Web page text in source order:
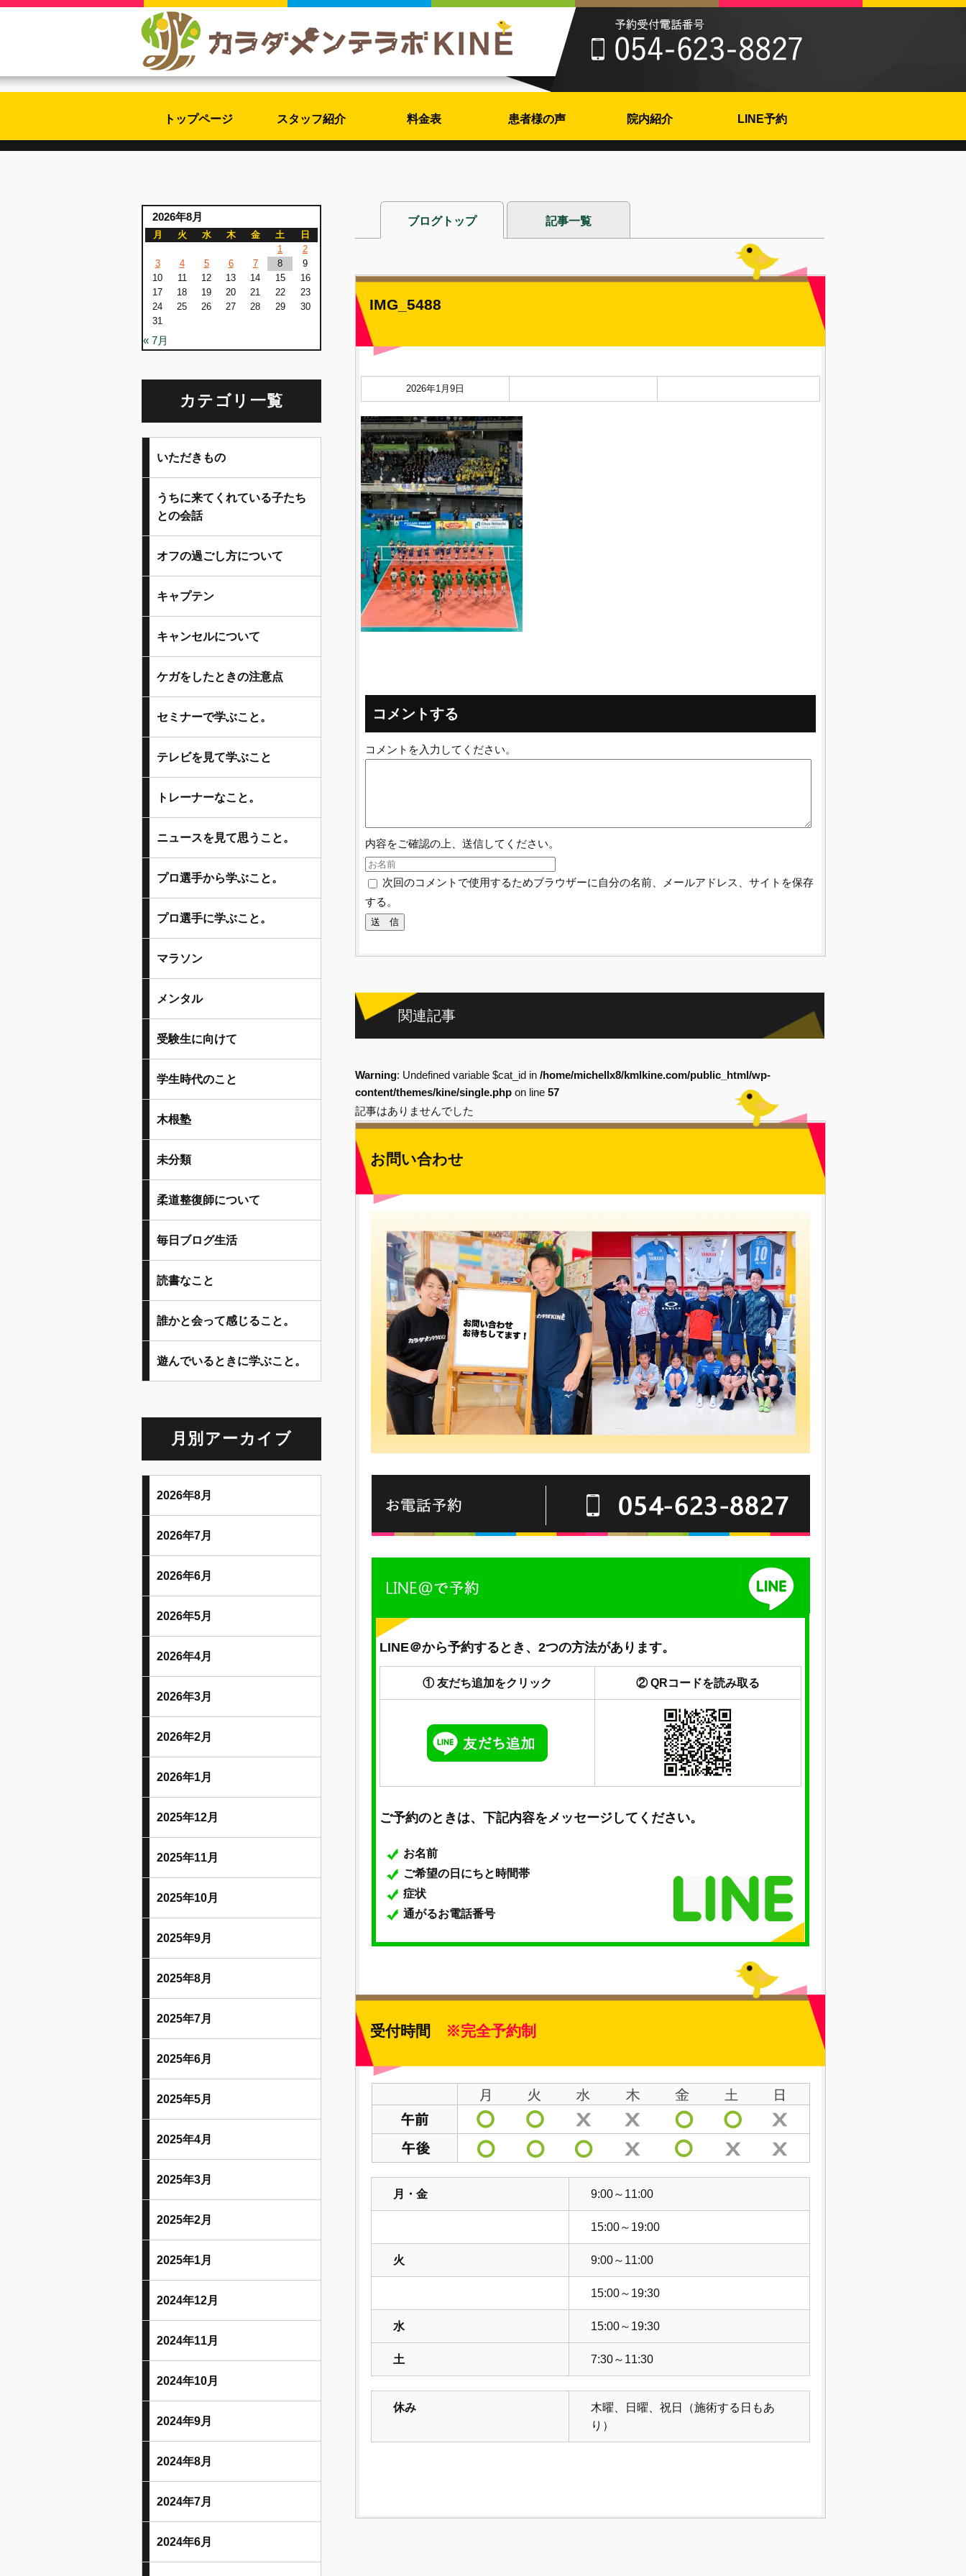
トップページ スタッフ紹介 料金表 患者様の声 院内紹介 LINE予約
ブログトップ 記事一覧
IMG_5488
2026年1月9日
コメントする
コメントを入力してください。
内容をご確認の上、送信してください。
次回のコメントで使用するためブラウザーに自分の名前、メールアドレス、サイトを保存
する。
関連記事
Warning: Undefined variable $cat_id in /home/michellx8/kmlkine.com/public_html/wp-
content/themes/kine/single.php on line 57
記事はありませんでした
お問い合わせ
LINE＠から予約するとき、2つの方法があります。
① 友だち追加をクリック ② QRコードを読み取る
ご予約のときは、下記内容をメッセージしてください。
お名前
ご希望の日にちと時間帯
症状
通がるお電話番号
受付時間 ※完全予約制
月・金 9:00～11:00
15:00～19:00
火 9:00～11:00
15:00～19:30
水 15:00～19:30
土 7:30～11:30
休み
木曜、日曜、祝日（施術する日もあ
り）
2026年8月
月 火 水 木 金 土
日
1
2
3
4 5 6 7 8
9
10
11 12 13 14 15
16
17
18 19 20 21 22
23
24
25 26 27 28 29
30
31
« 7月
カテゴリ一覧
いただきもの
うちに来てくれている子たち
との会話
オフの過ごし方について
キャプテン
キャンセルについて
ケガをしたときの注意点
セミナーで学ぶこと。
テレビを見て学ぶこと
トレーナーなこと。
ニュースを見て思うこと。
プロ選手から学ぶこと。
プロ選手に学ぶこと。
マラソン
メンタル
受験生に向けて
学生時代のこと
木根塾
未分類
柔道整復師について
毎日ブログ生活
読書なこと
誰かと会って感じること。
遊んでいるときに学ぶこと。
月別アーカイブ
2026年8月
2026年7月
2026年6月
2026年5月
2026年4月
2026年3月
2026年2月
2026年1月
2025年12月
2025年11月
2025年10月
2025年9月
2025年8月
2025年7月
2025年6月
2025年5月
2025年4月
2025年3月
2025年2月
2025年1月
2024年12月
2024年11月
2024年10月
2024年9月
2024年8月
2024年7月
2024年6月